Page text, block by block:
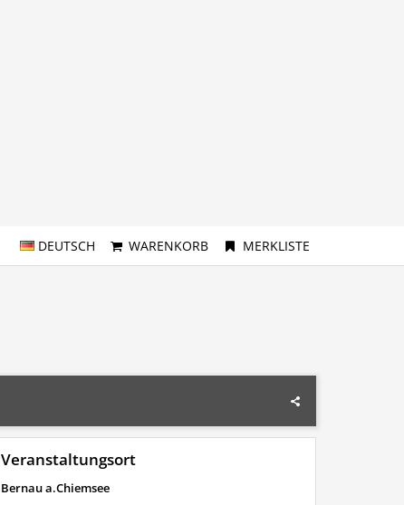
DEUTSCH WARENKORB MERKLISTE
Veranstaltungsort
Bernau a.Chiemsee